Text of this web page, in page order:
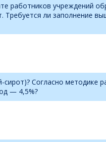
работников учреждений
Требуется ли заполнение
Согласно методике
— 4,5%?